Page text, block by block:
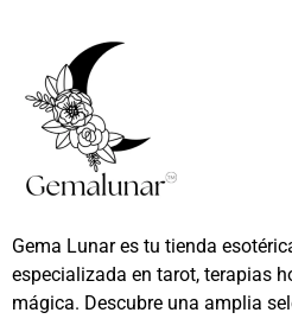
Gema Lunar es tu tienda
especializada en tarot, terapias
mágica. Descubre una amplia